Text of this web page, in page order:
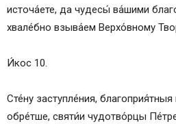
источа́ете, да чудесы́ ва́шими
хвале́бно взыва́ем Верхо́вному
И́кос 10.
Сте́ну заступле́ния,
обре́тше, святи́и чудотво́рцы